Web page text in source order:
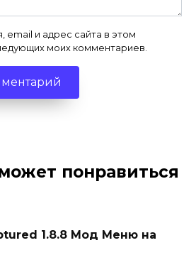
email и адрес сайта в этом
моих комментариев.
понравиться
1.8.8 Мод Меню на